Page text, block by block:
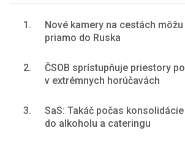
1.
Nové kamery na cestách
priamo do Ruska
2.
ČSOB sprístupňuje priestory
v extrémnych horúčavách
3.
SaS: Takáč počas
do alkoholu a cateringu